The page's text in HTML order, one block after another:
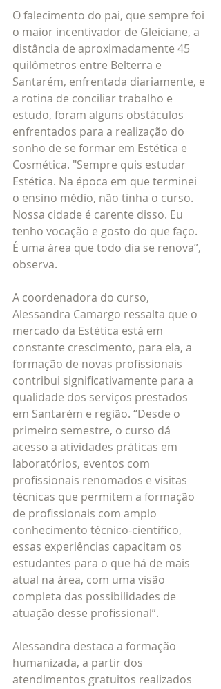
O falecimento do pai, que sempre foi
o maior incentivador de Gleiciane, a
distância de aproximadamente 45
quilômetros entre Belterra e
Santarém, enfrentada diariamente, e
a rotina de conciliar trabalho e
estudo, foram alguns obstáculos
enfrentados para a realização do
sonho de se formar em Estética e
Cosmética. "Sempre quis estudar
Estética. Na época em que terminei
o ensino médio, não tinha o curso.
Nossa cidade é carente disso. Eu
tenho vocação e gosto do que faço.
É uma área que todo dia se renova”,
observa.
A coordenadora do curso,
Alessandra Camargo ressalta que o
mercado da Estética está em
constante crescimento, para ela, a
formação de novas profissionais
contribui significativamente para a
qualidade dos serviços prestados
em Santarém e região. “Desde o
primeiro semestre, o curso dá
acesso a atividades práticas em
laboratórios, eventos com
profissionais renomados e visitas
técnicas que permitem a formação
de profissionais com amplo
conhecimento técnico-científico,
essas experiências capacitam os
estudantes para o que há de mais
atual na área, com uma visão
completa das possibilidades de
atuação desse profissional”.
Alessandra destaca a formação
humanizada, a partir dos
atendimentos gratuitos realizados